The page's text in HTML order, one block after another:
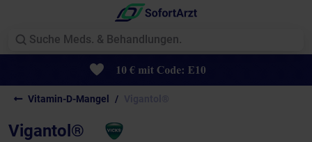
Vitamin-D-Mangel
Vigantol®